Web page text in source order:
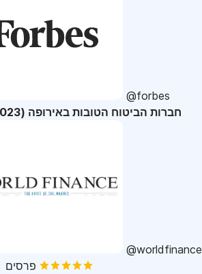
@forbes
36 חברות הביטוח הטובות באירופה (2023)
@worldfinance